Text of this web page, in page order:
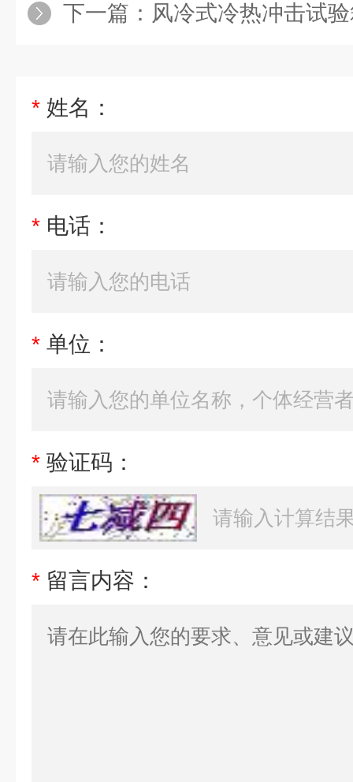
下一篇： 风冷式冷热冲击试
* 姓名：
* 电话：
* 单位：
* 验证码：
* 留言内容：